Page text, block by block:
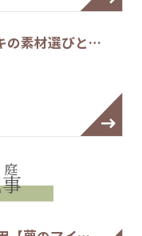
の素材選びと…
庭